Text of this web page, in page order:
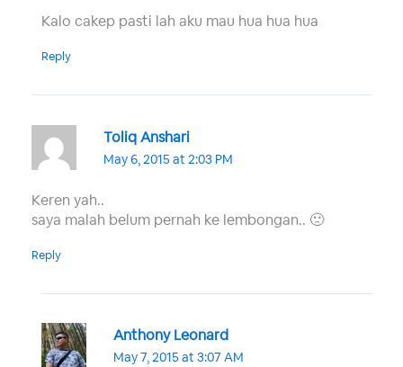
Kalo cakep pasti lah aku mau hua hua hua
Reply
Toliq Anshari
May 6, 2015 at 2:03 PM
Keren yah..
saya malah belum pernah ke lembongan.. 🙁
Reply
Anthony Leonard
May 7, 2015 at 3:07 AM